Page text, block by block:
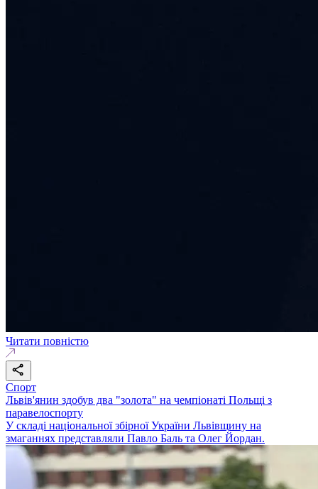
Читати повністю
Спорт
Львів'янин здобув два "золота" на чемпіонаті Польщі з
паравелоспорту
У складі національної збірної України Львівщину на
змаганнях представляли Павло Баль та Олег Йордан.